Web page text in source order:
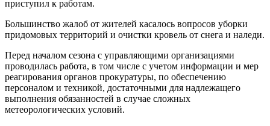
приступил к работам.
Большинство жалоб от жителей касалось вопросов уборки
придомовых территорий и очистки кровель от снега и наледи.
Перед началом сезона с управляющими организациями
проводилась работа, в том числе с учетом информации и мер
реагирования органов прокуратуры, по обеспечению
персоналом и техникой, достаточными для надлежащего
выполнения обязанностей в случае сложных
метеорологических условий.